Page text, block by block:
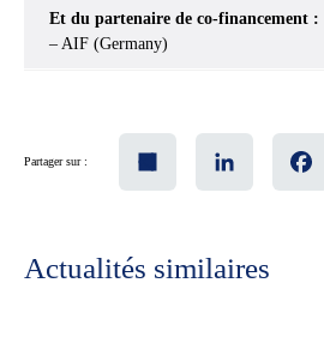
Et du partenaire de co-financement :
– AIF (Germany)
Partager sur :
Actualités similaires